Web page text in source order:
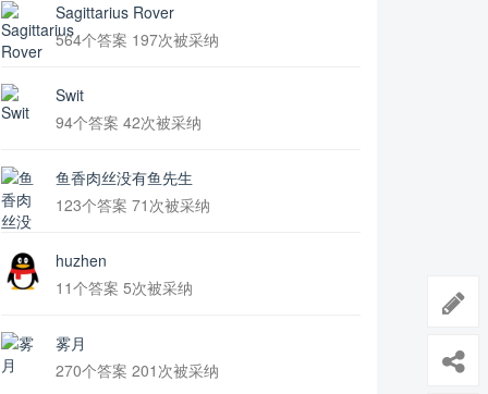
Sagittarius Rover
564个答案 197次被采纳
Swit
94个答案 42次被采纳
鱼香肉丝没有鱼先生
123个答案 71次被采纳
huzhen
11个答案 5次被采纳
雾月
270个答案 201次被采纳